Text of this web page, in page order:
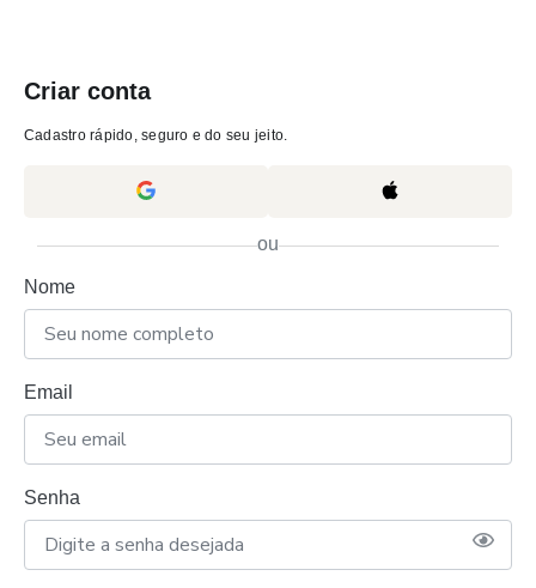
Criar conta
Cadastro rápido, seguro e do seu jeito.
ou
Nome
Email
Senha